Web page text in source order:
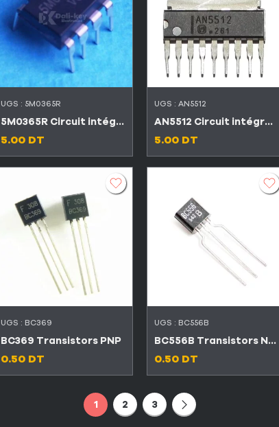
UGS : 5M0365R
5M0365R Circuit intégré
5.00 DT
UGS : AN5512
AN5512 Circuit intégré verticale
5.00 DT
UGS : BC369
BC369 Transistors PNP
0.50 DT
UGS : BC556B
BC556B Transistors NPN
0.50 DT
1 2 3